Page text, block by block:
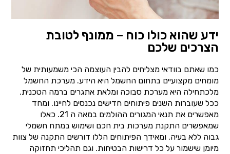
ידע שהוא כולו כוח – ממונף לטובת
הצרכים שלכם
כמו שאתם בוודאי מצליחים להבין העוצמה הכי משמעותית של
מומחים מקצועיים בתחום החשמל היא הידע. מערכת החשמל
מלכתחילה היא מערכת סבוכה ומלאת אתגרים ברמה הטכנית.
ככל שעוברות השנים פיתוחים חדישים נכנסים לחיינו. ומחד
מאפשרים את תנאי המגורים ההולמים במאה ה 21. כאלו
שמאפשרים התקנת מערכות בית חכם ושימוש במתח חשמלי
גבוה ללא בעיה. ומאידך הפיתוחים הללו דורשים התקנה של צוות
מיומן שישמור על כל דרישות הבטיחות. וגם תהליכי תחזוקה